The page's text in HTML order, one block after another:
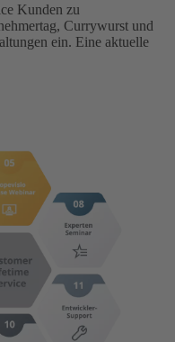
Kunden zu
Currywurst und
ein. Eine aktuelle